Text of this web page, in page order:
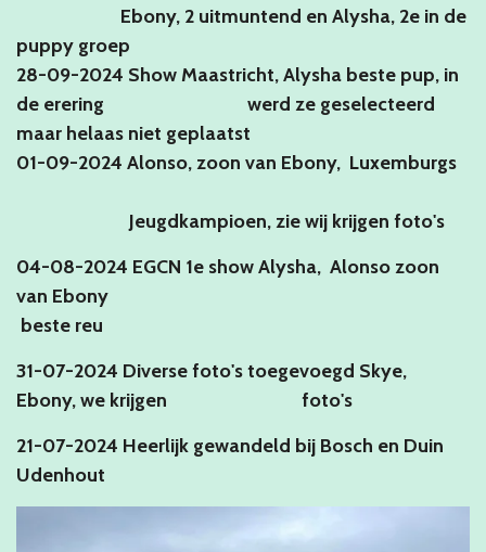
Ebony, 2 uitmuntend en Alysha, 2e in de
puppy groep
28-09-2024 Show Maastricht, Alysha beste pup, in
de erering werd ze geselecteerd
maar helaas niet geplaatst
01-09-2024 Alonso, zoon van Ebony, Luxemburgs
Jeugdkampioen, zie wij krijgen foto's
04-08-2024 EGCN 1e show Alysha, Alonso zoon
van Ebony
beste reu
31-07-2024 Diverse foto's toegevoegd Skye,
Ebony, we krijgen foto's
21-07-2024 Heerlijk gewandeld bij Bosch en Duin
Udenhout